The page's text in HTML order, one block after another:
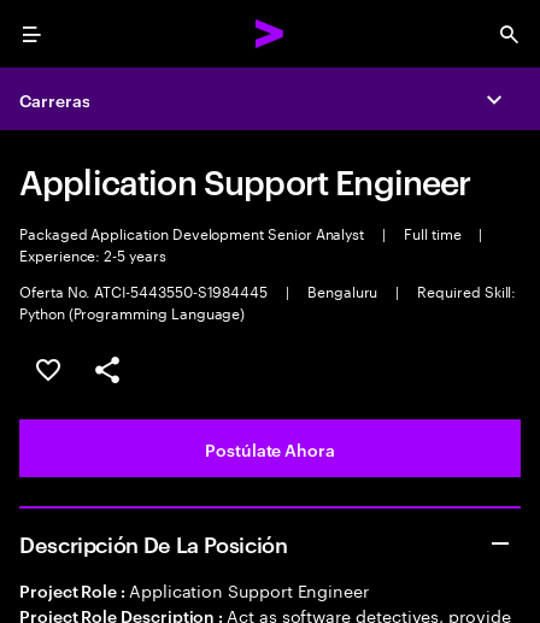
Menu
Carreras
Application Support Engineer
Packaged Application Development Senior Analyst | Full time
|
Experience: 2-5 years
Oferta No. ATCI-5443550-S1984445
| Bengaluru |
Required Skill:
Python (Programming Language)
Guardar este empleo
Compartir este empleo
Postúlate Ahora
Descripción De La Posición
Project Role : Application Support Engineer
Project Role Description : Act as software detectives, provide